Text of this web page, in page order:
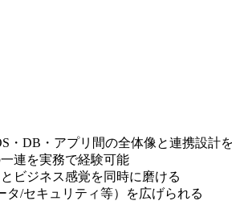
・DB・アプリ間の全体像と連携設計
連を実務で経験可能
ビジネス感覚を同時に磨ける
/セキュリティ等）を広げられる